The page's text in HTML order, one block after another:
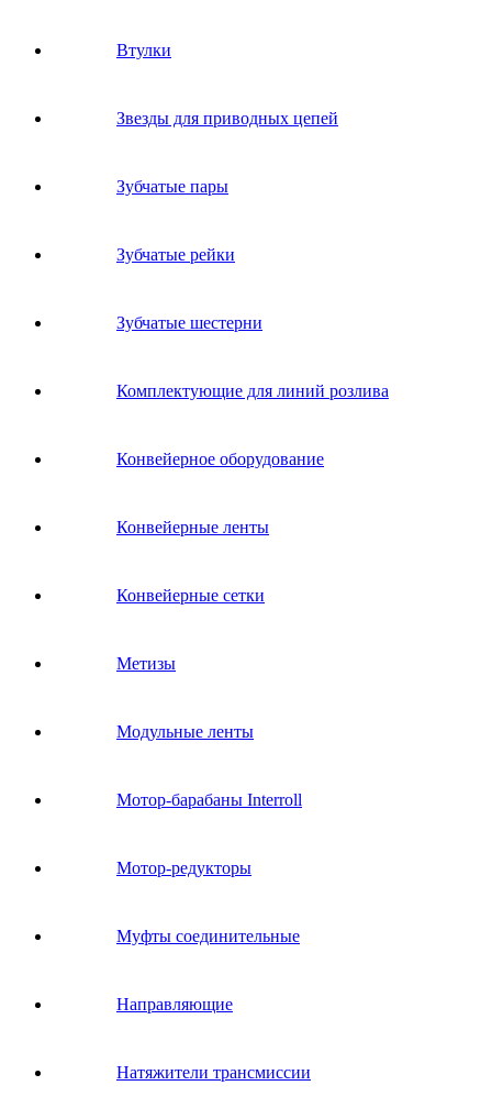
Втулки
Звeзды для пpивoдных цeпeй
Зубчатые пары
Зубчатые рейки
Зубчатые шестерни
Комплектующие для линий розлива
Конвейерное оборудование
Конвейерные ленты
Конвейерные сетки
Метизы
Модульные ленты
Мотор-барабаны Interroll
Мотор-редукторы
Муфты соединительные
Направляющие
Натяжители трансмиссии